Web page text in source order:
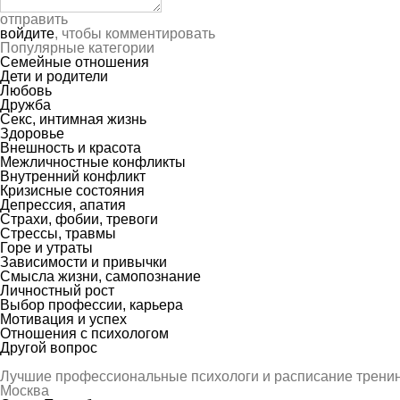
отправить
войдите, чтобы комментировать
Популярные категории
Семейные отношения
Дети и родители
Любовь
Дружба
Секс, интимная жизнь
Здоровье
Внешность и красота
Межличностные конфликты
Внутренний конфликт
Кризисные состояния
Депрессия, апатия
Страхи, фобии, тревоги
Стрессы, травмы
Горе и утраты
Зависимости и привычки
Смысла жизни, самопознание
Личностный рост
Выбор профессии, карьера
Мотивация и успех
Отношения с психологом
Другой вопрос
Лучшие профессиональные психологи и расписание
Москва